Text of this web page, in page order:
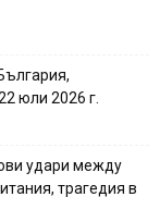
юли 2026 г.
удари между
трагедия в